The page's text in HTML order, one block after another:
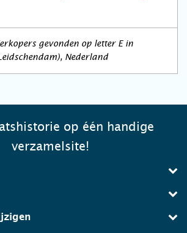
gevonden op letter E in
Nederland
op één handige
verzamelsite!